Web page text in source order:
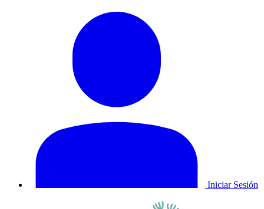
Iniciar Sesión